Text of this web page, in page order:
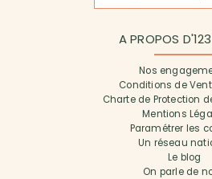
A PROPOS
Nos
Conditions de
Charte de Protection
Mentions
Paramétrer les
Un réseau
Le blog
On parle de